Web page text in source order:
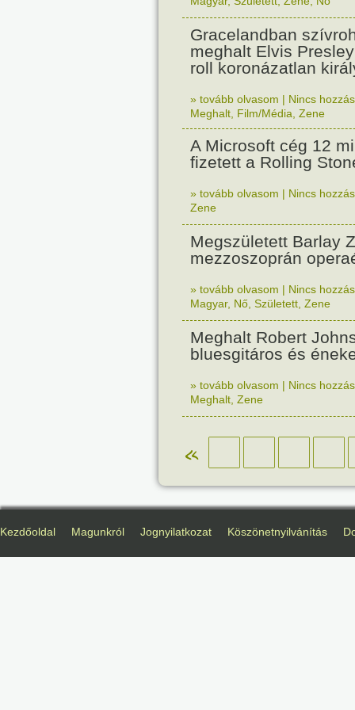
Gracelandban
meghalt Elvis
roll koronázatlan
» tovább olvasom | Nincs
Meghalt Film/Média Zene
A Microsoft cég 12
fizetett a Rolling
» tovább olvasom | Nincs
Zene
Megszületett Barlay
mezzoszoprán
» tovább olvasom | Nincs
Magyar, Nő Született Zene
Meghalt Robert
bluesgitáros és
» tovább olvasom | Nincs
Meghalt Zene
«
Kezdőoldal Magunkról Jognyilatkozat Köszönetnyilvánítás